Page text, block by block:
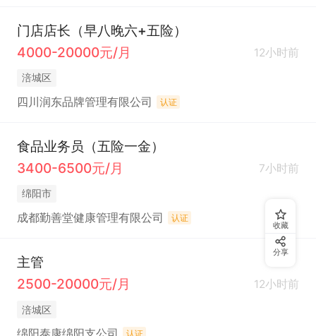
门店店长（早八晚六+五险）
4000-20000元/月
12小时前
涪城区
四川润东品牌管理有限公司 认证
食品业务员（五险一金）
3400-6500元/月
7小时前
绵阳市
成都勤善堂健康管理有限公司 认证
主管
2500-20000元/月
12小时前
涪城区
认证
收藏
分享